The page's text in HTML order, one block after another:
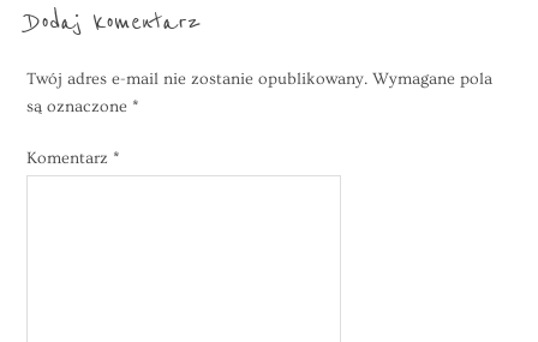
Dodaj komentarz
Twój adres e-mail nie zostanie opublikowany. Wymagane pola
są oznaczone *
Komentarz *